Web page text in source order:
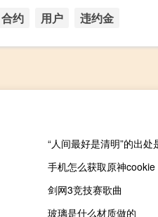
合约 用户 违约金
“人间最好是清明”的出处
手机怎么获取原神cookie
剑网3竞技赛歌曲
玻璃是什么材质做的